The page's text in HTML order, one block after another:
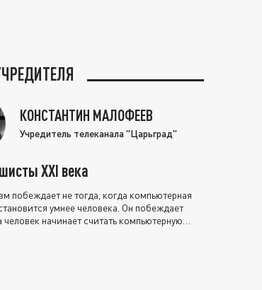
КОНСТАНТИН МАЛОФЕЕВ
Учредитель телеканала "Царьград"
XXI века
побеждает не тогда, когда компьютерная
умнее человека. Он побеждает
человек начинает считать компьютерную